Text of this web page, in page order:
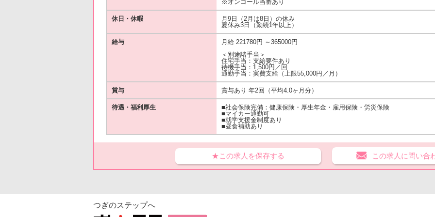
※オンコール当番あり
休日・休暇
月9日（2月は8日）の休み
夏休み3日（勤続1年以上）
給与
月給 221780円 ～365000円
＜別途諸手当＞
住宅手当：支給要件あり
待機手当：1,500円／回
通勤手当：実費支給（上限55,000円／月）
賞与 賞与あり 年2回（平均4.0ヶ月分）
待遇・福利厚生
■社会保険完備：健康保険・厚生年金・雇用保険・労災保険
■マイカー通勤可
■就学支援金制度あり
■昼食補助あり
★この求人を保存する この求人に問い合
つぎのステップへ